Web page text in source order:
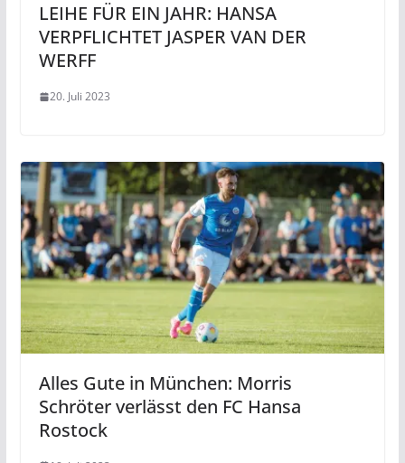
LEIHE FÜR EIN JAHR: HANSA
VERPFLICHTET JASPER VAN DER
WERFF
20. Juli 2023
Alles Gute in München: Morris
Schröter verlässt den FC Hansa
Rostock